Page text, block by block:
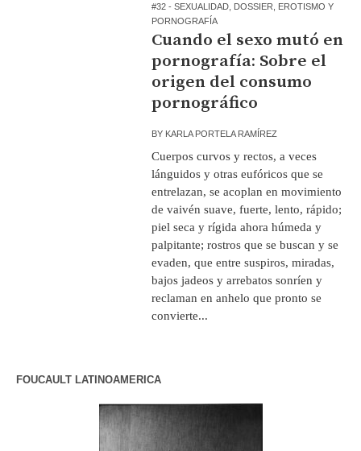
#32 - SEXUALIDAD DOSSIER
EROTISMO Y
PORNOGRAFÍA
Cuando el sexo mutó en
pornografía: Sobre el
origen del consumo
pornográfico
BY KARLA PORTELA RAMÍREZ
Cuerpos curvos y rectos, a veces
lánguidos y otras eufóricos que se
entrelazan, se acoplan en movimiento
de vaivén suave, fuerte, lento, rápido;
piel seca y rígida ahora húmeda y
palpitante; rostros que se buscan y se
evaden, que entre suspiros, miradas,
bajos jadeos y arrebatos sonríen y
reclaman en anhelo que pronto se
convierte...
FOUCAULT LATINOAMERICA